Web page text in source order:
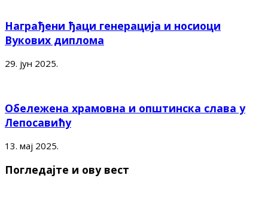
Награђени ђаци генерација и носиоци
Вукових диплома
29. јун 2025.
Обележена храмовна и општинска слава у
Лепосавићу
13. мај 2025.
Погледајте и ову вест